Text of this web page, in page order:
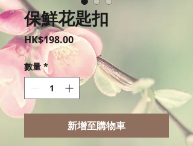
保鮮花匙扣
HK$198.00價
格
數量 *
新增至購物車